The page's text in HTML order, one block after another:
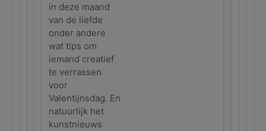
in deze maand
van de liefde
onder andere
wat tips om
iemand creatief
te verrassen
voor
Valentijnsdag. En
natuurlijk het
kunstnieuws